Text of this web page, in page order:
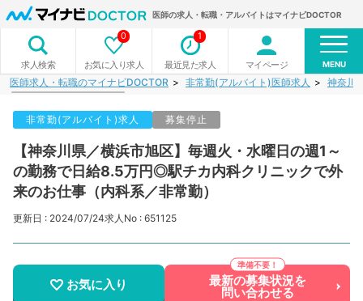
医師の求人・転職・アルバイトはマイナビDOCTOR
求人検索 お気に入り求人
0
最近見た求人
1
マイページ MENU
医師求人・転職のマイナビDOCTOR 非常勤(アルバイト)医師求人 神奈川
非常勤(アルバイト)求人 募集停止
【神奈川県／横浜市旭区】毎週火・水曜日の週1～
の勤務で日給8.5万円◎駅チカ内科クリニックで外
来のお仕事（内科系／非常勤）
更新日 : 2024/07/24求人No : 651125
お気に入り 最新の募集状況を
問い合わせる